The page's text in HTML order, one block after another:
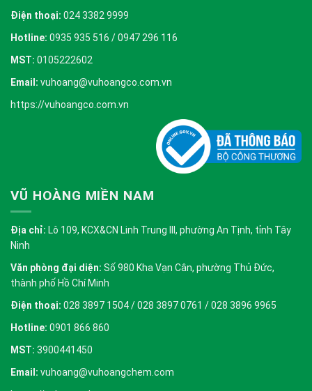
Điện thoại: 024 3382 9999
Hotline: 0935 935 516 / 0947 296 116
MST: 0105222602
Email: vuhoang@vuhoangco.com.vn
https://vuhoangco.com.vn
VŨ HOÀNG MIỀN NAM
Địa chỉ: Lô 109, KCX&CN Linh Trung III, phường An Tịnh, tỉnh Tây
Ninh
Văn phòng đại diện: Số 980 Kha Vạn Cân, phường Thủ Đức,
thành phố Hồ Chí Minh
Điện thoại: 028 3897 1504 / 028 3897 0761 / 028 3896 9965
Hotline: 0901 866 860
MST: 3900441450
Email: vuhoang@vuhoangchem.com